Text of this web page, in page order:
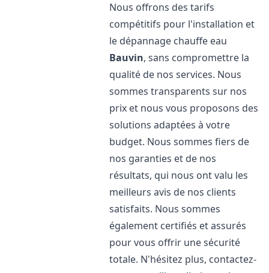
Nous offrons des tarifs
compétitifs pour l'installation et
le dépannage chauffe eau
Bauvin, sans compromettre la
qualité de nos services. Nous
sommes transparents sur nos
prix et nous vous proposons des
solutions adaptées à votre
budget. Nous sommes fiers de
nos garanties et de nos
résultats, qui nous ont valu les
meilleurs avis de nos clients
satisfaits. Nous sommes
également certifiés et assurés
pour vous offrir une sécurité
totale. N'hésitez plus, contactez-